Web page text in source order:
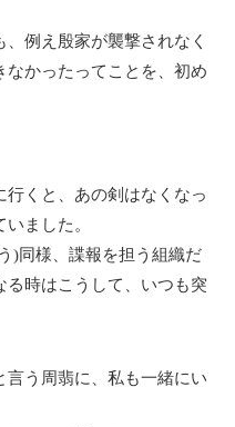
例え殷家が襲撃されなく
かったってことを、初め
行くと、あの剣はなくなっ
ました。
)同様、諜報を担う組織だ
る時はこうして、いつも突
言う周翡に、私も一緒にい